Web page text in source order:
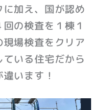
加え、国が認め
の検査を１棟１
場検査をクリア
いる住宅だから
います！